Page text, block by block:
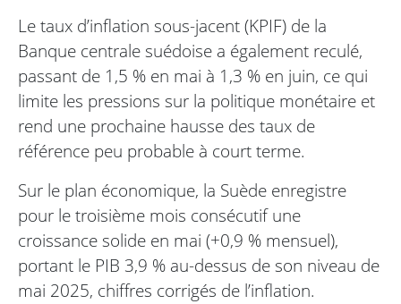
Le taux d’inflation sous-jacent (KPIF) de la
Banque centrale suédoise a également reculé,
passant de 1,5 % en mai à 1,3 % en juin, ce qui
limite les pressions sur la politique monétaire et
rend une prochaine hausse des taux de
référence peu probable à court terme.
Sur le plan économique, la Suède enregistre
pour le troisième mois consécutif une
croissance solide en mai (+0,9 % mensuel),
portant le PIB 3,9 % au-dessus de son niveau de
mai 2025, chiffres corrigés de l’inflation.